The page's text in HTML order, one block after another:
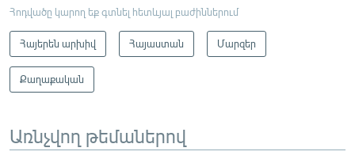
Հոդվածը կարող եք գտնել հետևյալ բաժիններում
Հայերեն արխիվ Հայաստան Մարզեր
Քաղաքական
Առնչվող թեմաներով